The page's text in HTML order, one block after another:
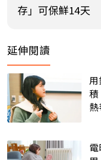
存」可保鮮14天
延伸閱讀